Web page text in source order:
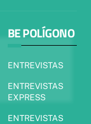
BE POLÍGONO
ENTREVISTAS
ENTREVISTAS
EXPRESS
ENTREVISTAS